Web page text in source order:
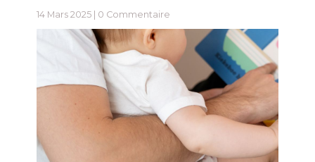
14 Mars 2025 | 0 Commentaire